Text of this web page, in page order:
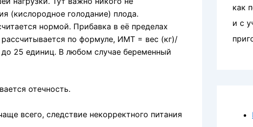
(кислородное голодание) плода.
нормой. Прибавка в её пределах
по формуле, ИМТ = вес (кг)/
25 единиц. В любом случае беременный
отечность.
всего, следствие некорректного питания
как
и с